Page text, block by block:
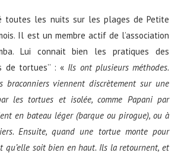
toutes les nuits sur les plages de Petite
Il est un membre actif de l’association
Lui connait bien les pratiques des
de tortues’’ : « Ils ont plusieurs méthodes.
braconniers viennent discrètementsur une
les tortues et isolée, comme Papani par
en bateau léger (barque ou pirogue), ou à
Ensuite, quand une tortue monte pour
qu’elle soit bien en haut. Ils la retournent, et